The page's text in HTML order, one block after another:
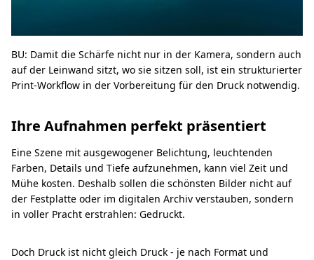
BU: Damit die Schärfe nicht nur in der Kamera, sondern auch
auf der Leinwand sitzt, wo sie sitzen soll, ist ein strukturierter
Print-Workflow in der Vorbereitung für den Druck notwendig.
Ihre Aufnahmen perfekt präsentiert
Eine Szene mit ausgewogener Belichtung, leuchtenden
Farben, Details und Tiefe aufzunehmen, kann viel Zeit und
Mühe kosten. Deshalb sollen die schönsten Bilder nicht auf
der Festplatte oder im digitalen Archiv verstauben, sondern
in voller Pracht erstrahlen: Gedruckt.
Doch Druck ist nicht gleich Druck - je nach Format und